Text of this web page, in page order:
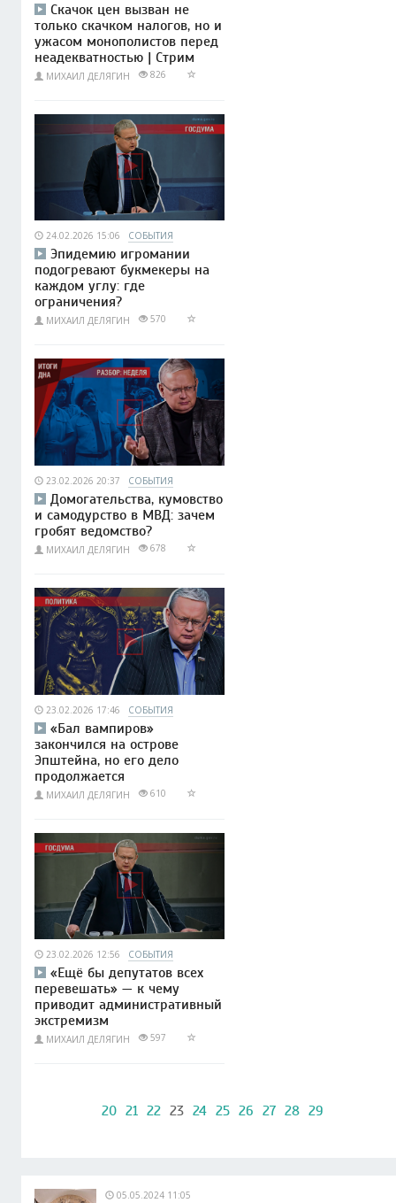
Скачок цен вызван не
только скачком налогов, но и
ужасом монополистов перед
неадекватностью | Стрим
МИХАИЛ ДЕЛЯГИН 826
24.02.2026 15:06 СОБЫТИЯ
Эпидемию игромании
подогревают букмекеры на
каждом углу: где
ограничения?
МИХАИЛ ДЕЛЯГИН 570
23.02.2026 20:37 СОБЫТИЯ
Домогательства, кумовство
и самодурство в МВД: зачем
гробят ведомство?
МИХАИЛ ДЕЛЯГИН 678
23.02.2026 17:46 СОБЫТИЯ
«Бал вампиров»
закончился на острове
Эпштейна, но его дело
продолжается
МИХАИЛ ДЕЛЯГИН 610
23.02.2026 12:56 СОБЫТИЯ
«Ещё бы депутатов всех
перевешать» — к чему
приводит административный
экстремизм
МИХАИЛ ДЕЛЯГИН 597
20 21 22 23 24 25 26 27 28 29
05.05.2024 11:05